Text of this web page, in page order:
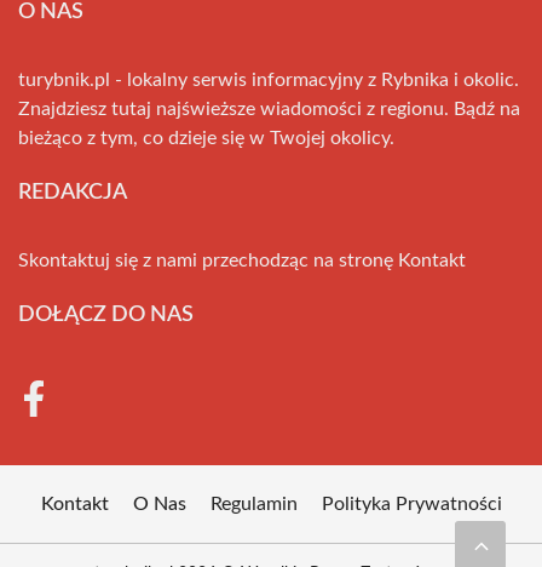
O NAS
turybnik.pl - lokalny serwis informacyjny z Rybnika i okolic.
Znajdziesz tutaj najświeższe wiadomości z regionu. Bądź na
bieżąco z tym, co dzieje się w Twojej okolicy.
REDAKCJA
Skontaktuj się z nami przechodząc na stronę Kontakt
DOŁĄCZ DO NAS
Kontakt O Nas Regulamin Polityka Prywatności